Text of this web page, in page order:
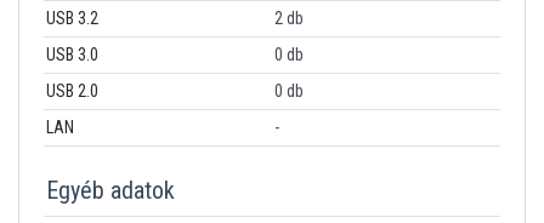
USB 3.2
2 db
USB 3.0
0 db
USB 2.0
0 db
LAN
-
Egyéb adatok